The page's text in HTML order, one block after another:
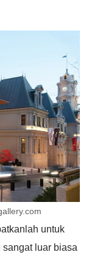
untuk
sangat luar biasa